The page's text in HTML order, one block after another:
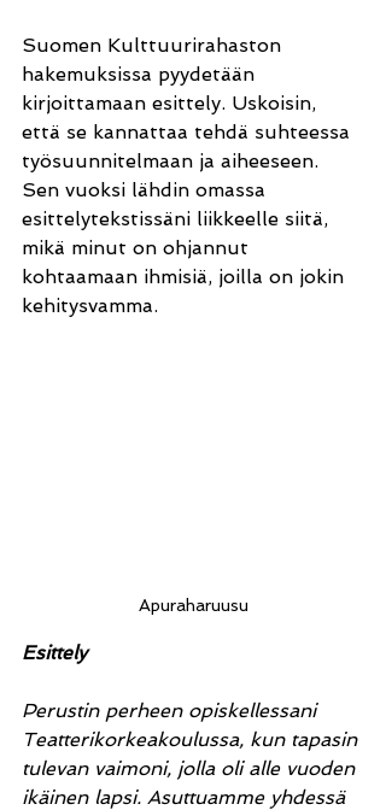
Suomen Kulttuurirahaston
hakemuksissa pyydetään
kirjoittamaan esittely. Uskoisin,
että se kannattaa tehdä suhteessa
työsuunnitelmaan ja aiheeseen.
Sen vuoksi lähdin omassa
esittelytekstissäni liikkeelle siitä,
mikä minut on ohjannut
kohtaamaan ihmisiä, joilla on jokin
kehitysvamma.
Apuraharuusu
Esittely
Perustin perheen opiskellessani
Teatterikorkeakoulussa, kun tapasin
tulevan vaimoni, jolla oli alle vuoden
ikäinen lapsi. Asuttuamme yhdessä